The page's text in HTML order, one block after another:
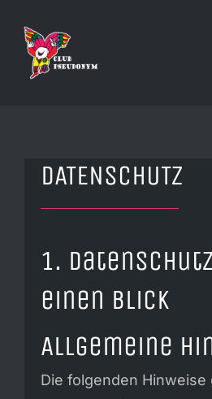
Inhalt
springen
ÜBER UNS
DRINKS &
LOCATION
NEWS &
DATENSCHUTZ
1.
einen Blick
Allgemeine
Die folgenden Hinweise